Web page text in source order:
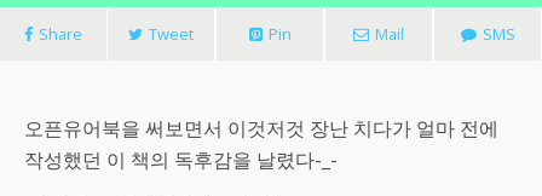
Share Tweet Pin Mail SMS
오픈유어북을 써보면서 이것저것 장난 치다가 얼마 전에
작성했던 이 책의 독후감을 날렸다-_-